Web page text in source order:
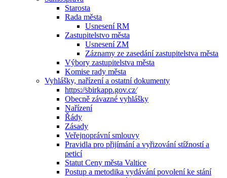
Starosta
Rada města
Usnesení RM
Zastupitelstvo města
Usnesení ZM
Záznamy ze zasedání zastupitelstva města
Výbory zastupitelstva města
Komise rady města
Vyhlášky, nařízení a ostatní dokumenty
https:⁄⁄sbirkapp.gov.cz⁄
Obecně závazné vyhlášky
Nařízení
Řády
Zásady
Veřejnoprávní smlouvy
Pravidla pro přijímání a vyřizování stížností a
peticí
Statut Ceny města Valtice
Postup a metodika vydávání povolení ke stání